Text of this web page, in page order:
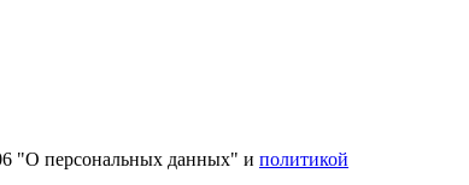
"О персональных данных" и политикой